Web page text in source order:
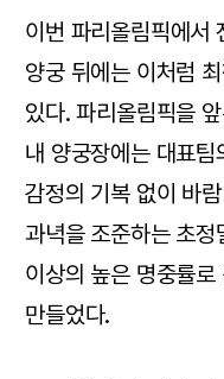
이번 파리올림픽에서
양궁 뒤에는 이처럼
있다. 파리올림픽을
내 양궁장에는 대표
감정의 기복 없이 바
과녁을 조준하는 초
이상의 높은 명중률로
만들었다.